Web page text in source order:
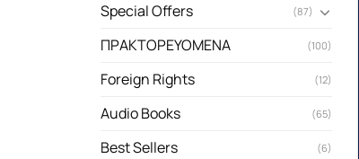
Special Offers (87)
ΠΡΑΚΤΟΡΕΥΟΜΕΝΑ (100)
Foreign Rights (12)
Audio Books (65)
Best Sellers (6)